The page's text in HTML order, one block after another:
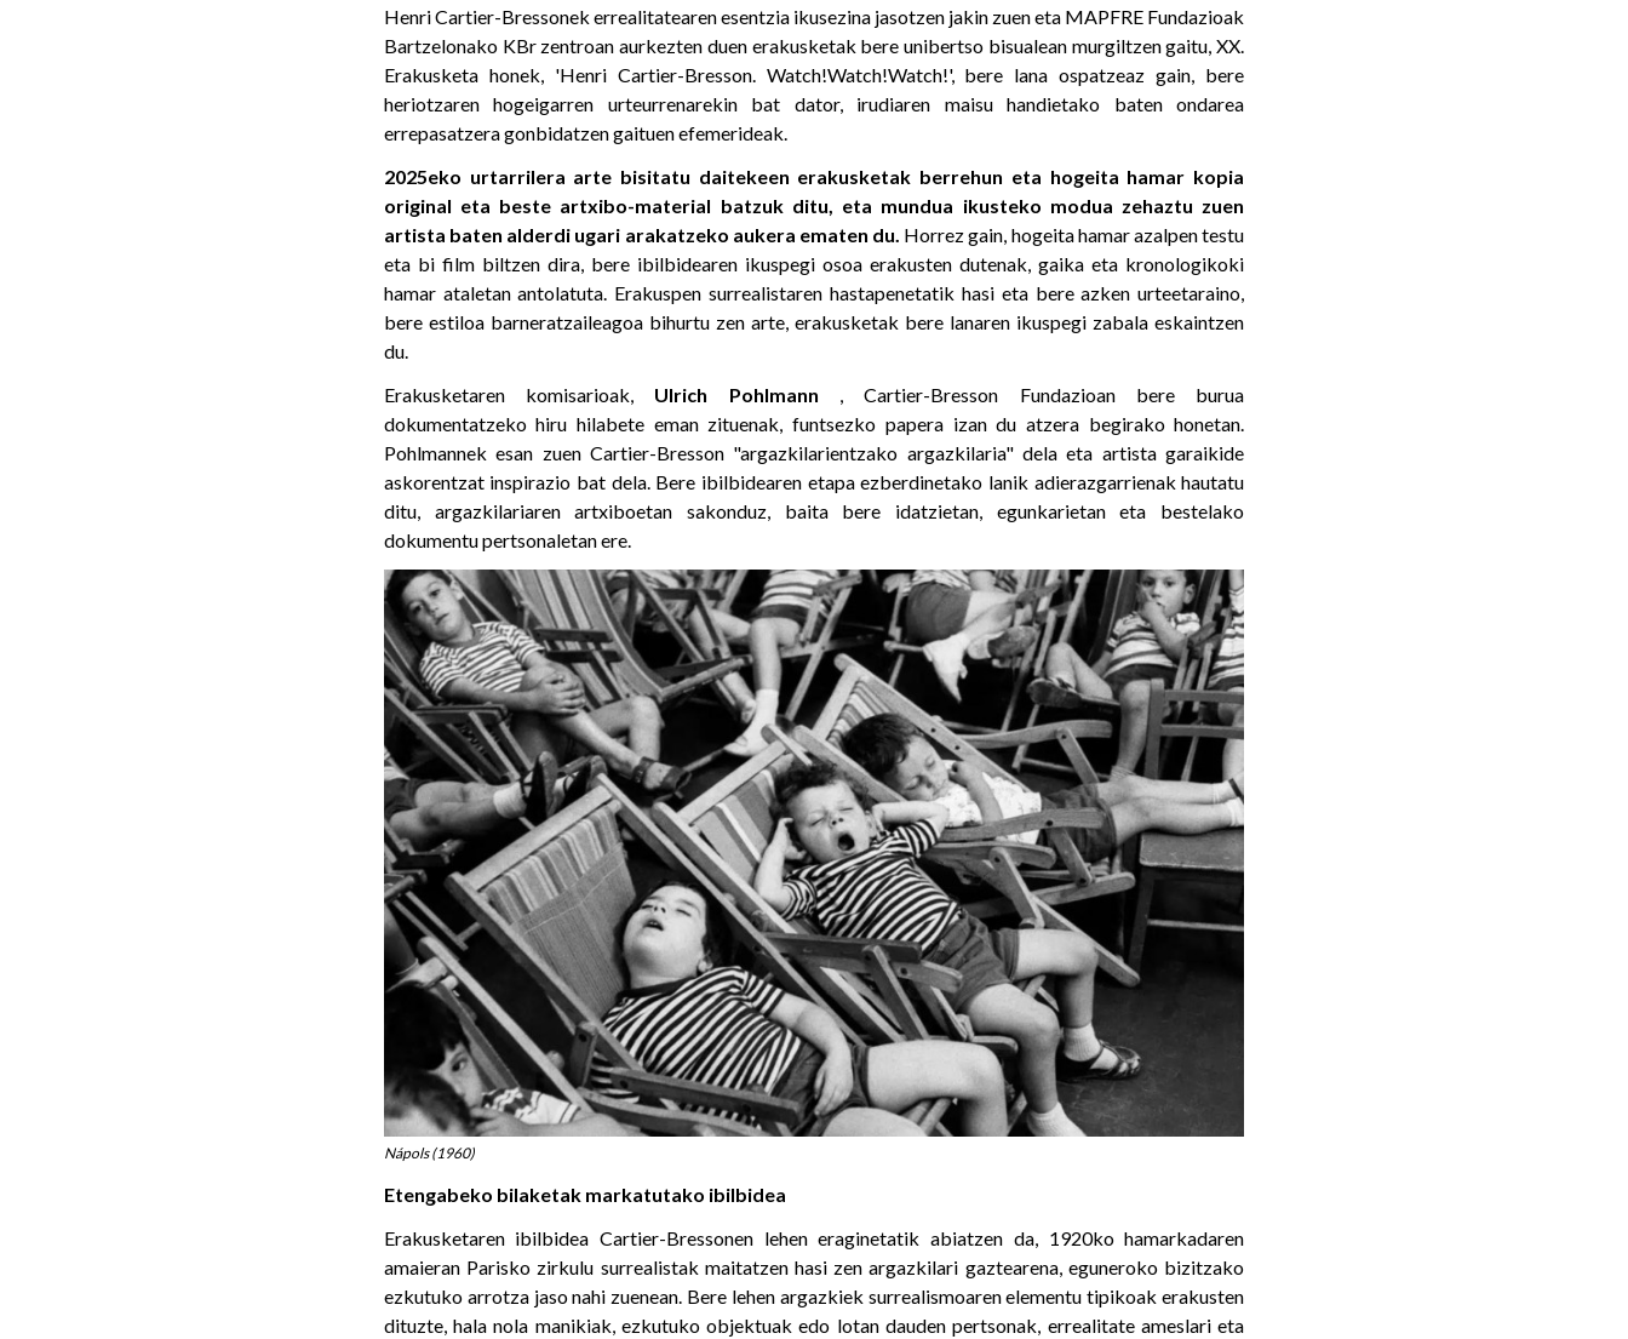
Henri Cartier-Bressonek errealitatearen esentzia ikusezina jasotzen jakin zuen eta MAPFRE Fundazioak
Bartzelonako KBr zentroan aurkezten duen erakusketak bere unibertso bisualean murgiltzen gaitu, XX.
Erakusketa honek, 'Henri Cartier-Bresson. Watch!Watch!Watch!', bere lana ospatzeaz gain, bere
heriotzaren hogeigarren urteurrenarekin bat dator, irudiaren maisu handietako baten ondarea
errepasatzera gonbidatzen gaituen efemerideak.
2025eko urtarrilera arte bisitatu daitekeen erakusketak berrehun eta hogeita hamar kopia
original eta beste artxibo-material batzuk ditu, eta mundua ikusteko modua zehaztu zuen
artista baten alderdi ugari arakatzeko aukera ematen du. Horrez gain, hogeita hamar azalpen testu
eta bi film biltzen dira, bere ibilbidearen ikuspegi osoa erakusten dutenak, gaika eta kronologikoki
hamar ataletan antolatuta. Erakuspen surrealistaren hastapenetatik hasi eta bere azken urteetaraino,
bere estiloa barneratzaileagoa bihurtu zen arte, erakusketak bere lanaren ikuspegi zabala eskaintzen
du.
Erakusketaren komisarioak, Ulrich Pohlmann , Cartier-Bresson Fundazioan bere burua
dokumentatzeko hiru hilabete eman zituenak, funtsezko papera izan du atzera begirako honetan.
Pohlmannek esan zuen Cartier-Bresson "argazkilarientzako argazkilaria" dela eta artista garaikide
askorentzat inspirazio bat dela. Bere ibilbidearen etapa ezberdinetako lanik adierazgarrienak hautatu
ditu, argazkilariaren artxiboetan sakonduz, baita bere idatzietan, egunkarietan eta bestelako
dokumentu pertsonaletan ere.
Nápols (1960)
Etengabeko bilaketak markatutako ibilbidea
Erakusketaren ibilbidea Cartier-Bressonen lehen eraginetatik abiatzen da, 1920ko hamarkadaren
amaieran Parisko zirkulu surrealistak maitatzen hasi zen argazkilari gaztearena, eguneroko bizitzako
ezkutuko arrotza jaso nahi zuenean. Bere lehen argazkiek surrealismoaren elementu tipikoak erakusten
dituzte, hala nola manikiak, ezkutuko objektuak edo lotan dauden pertsonak, errealitate ameslari eta